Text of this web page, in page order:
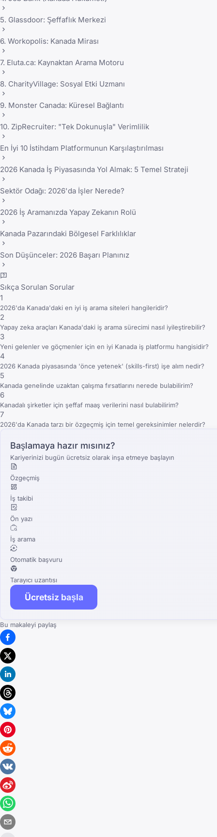
5. Glassdoor: Şeffaflık Merkezi
6. Workopolis: Kanada Mirası
7. Eluta.ca: Kaynaktan Arama Motoru
8. CharityVillage: Sosyal Etki Uzmanı
9. Monster Canada: Küresel Bağlantı
10. ZipRecruiter: "Tek Dokunuşla" Verimlilik
En İyi 10 İstihdam Platformunun Karşılaştırılması
2026 Kanada İş Piyasasında Yol Almak: 5 Temel Strateji
Sektör Odağı: 2026'da İşler Nerede?
2026 İş Aramanızda Yapay Zekanın Rolü
Kanada Pazarındaki Bölgesel Farklılıklar
Son Düşünceler: 2026 Başarı Planınız
Sıkça Sorulan Sorular
1
2026'da Kanada'daki en iyi iş arama siteleri hangileridir?
2
Yapay zeka araçları Kanada'daki iş arama sürecimi nasıl iyileştirebilir?
3
Yeni gelenler ve göçmenler için en iyi Kanada iş platformu hangisidir?
4
2026 Kanada piyasasında 'önce yetenek' (skills-first) işe alım nedir?
5
Kanada genelinde uzaktan çalışma fırsatlarını nerede bulabilirim?
6
Kanadalı şirketler için şeffaf maaş verilerini nasıl bulabilirim?
7
2026'da Kanada tarzı bir özgeçmiş için temel gereksinimler nelerdir?
Başlamaya hazır mısınız?
Kariyerinizi bugün ücretsiz olarak inşa etmeye başlayın
Özgeçmiş
İş takibi
Ön yazı
İş arama
Otomatik başvuru
Tarayıcı uzantısı
Ücretsiz başla
Bu makaleyi paylaş